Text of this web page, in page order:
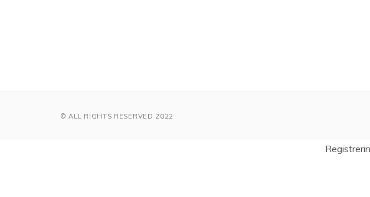
© ALL RIGHTS RESERVED 2022